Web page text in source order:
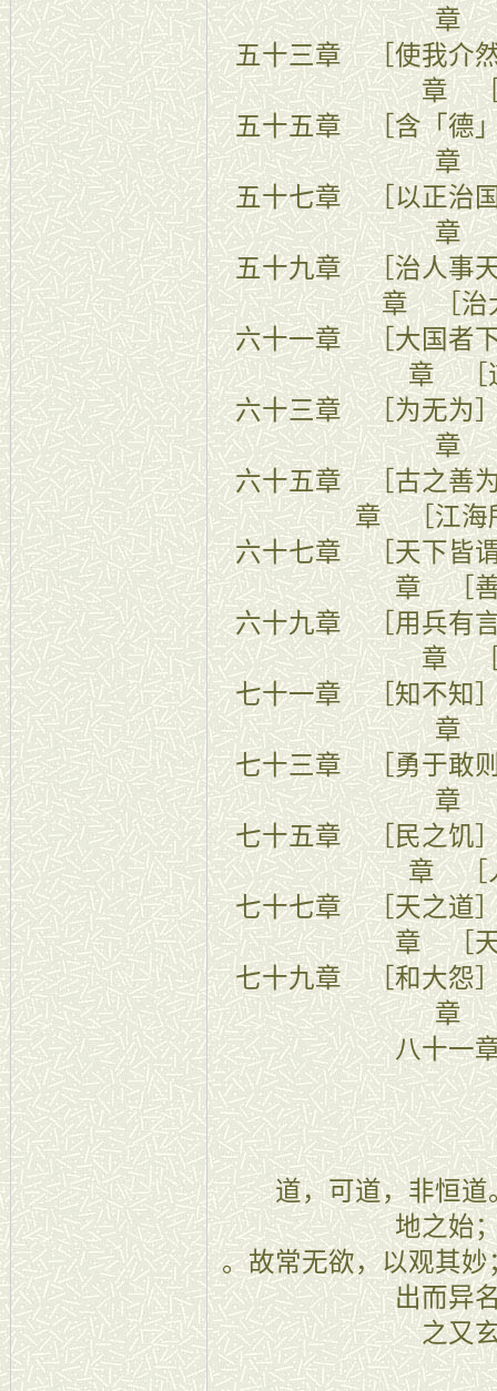
章
五十三章 ［使
章 ［
五十五章 ［含
章
五十七章 ［
章
五十九章
章 ［治
六十一章 ［
章 ［
六十三章
章
六十五章 ［古
章 ［江海
六十七章 ［天
章 ［善
六十九章
章 ［
七十一章
章
七十三章 ［
章
七十五章
章 ［
七十七章
章 ［天
七十九章
章
八十一
一章
道，可道，非恒道。
地之始
。故常无欲，以观其
出而异
之又